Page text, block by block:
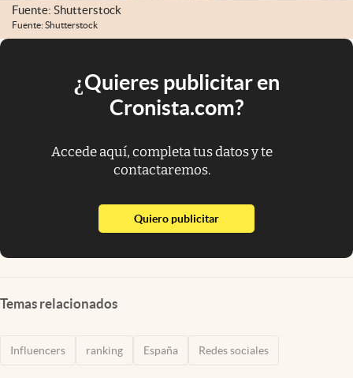
Fuente: Shutterstock
Fuente: Shutterstock
¿Quieres publicitar en
Cronista.com?
Accede aquí, completa tus datos y te
contactaremos.
Quiero publicitarabre en nueva pestaña
Temas relacionados
Influencers ranking España Redes sociales